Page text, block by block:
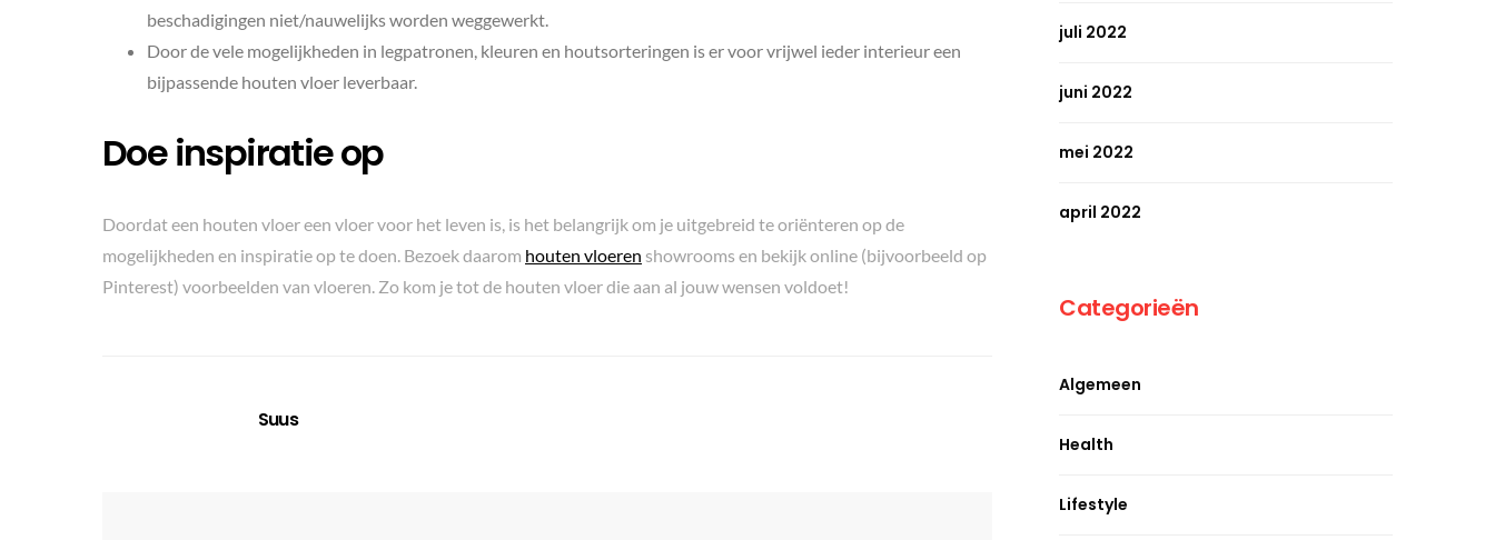
beschadigingen niet/nauwelijks worden weggewerkt.
Door de vele mogelijkheden in legpatronen, kleuren en houtsorteringen is er voor vrijwel ieder interieur een
bijpassende houten vloer leverbaar.
Doe inspiratie op
Doordat een houten vloer een vloer voor het leven is, is het belangrijk om je uitgebreid te oriënteren op de
mogelijkheden en inspiratie op te doen. Bezoek daarom houten vloeren showrooms en bekijk online (bijvoorbeeld op
Pinterest) voorbeelden van vloeren. Zo kom je tot de houten vloer die aan al jouw wensen voldoet!
Suus
juli 2022
juni 2022
mei 2022
april 2022
Categorieën
Algemeen
Health
Lifestyle